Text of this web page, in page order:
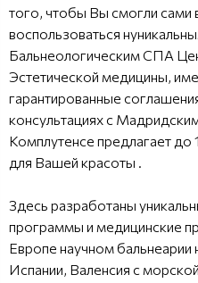
того, чтобы Вы смогли сами
воспользоваться
Бальнеологическим СПА
Эстетической медицины,
гарантированные
консультациях с
Комплутенсе предлагает
для Вашей красоты .
Здесь разработаны
программы и медицинские
Европе научном
Испании, Валенсия с